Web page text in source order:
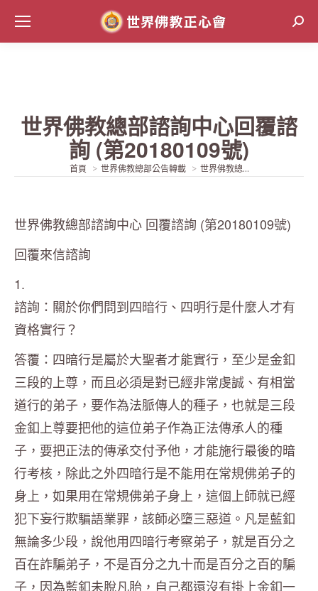
世界佛教總部諮詢中心回覆諮
詢 (第20180109號)
當前位置:
首頁 世界佛教總部公告轉載 世界佛教總...
世界佛教總部諮詢中心 回覆諮詢 (第20180109號)
回覆來信諮詢
1.
諮詢：關於你們問到四暗行、四明行是什麼人才有
資格實行？
答覆：四暗行是屬於大聖者才能實行，至少是金釦
三段的上尊，而且必須是對已經非常虔誠、有相當
道行的弟子，要作為法脈傳人的種子，也就是三段
金釦上尊要把他的這位弟子作為正法傳承人的種
子，要把正法的傳承交付予他，才能施行最後的暗
行考核，除此之外四暗行是不能用在常規佛弟子的
身上，如果用在常規佛弟子身上，這個上師就已經
犯下妄行欺騙語業罪，該師必墮三惡道。凡是藍釦
無論多少段，說他用四暗行考察弟子，就是百分之
百在詐騙弟子，不是百分之九十而是百分之百的騙
子，因為藍釦未脫凡胎，自己都還沒有掛上金釦一